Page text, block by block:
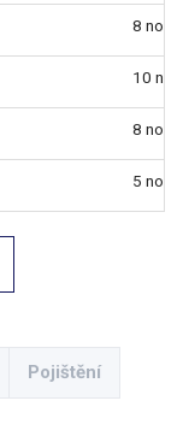
8 nocí
10
8 nocí
5 nocí
Pojištění